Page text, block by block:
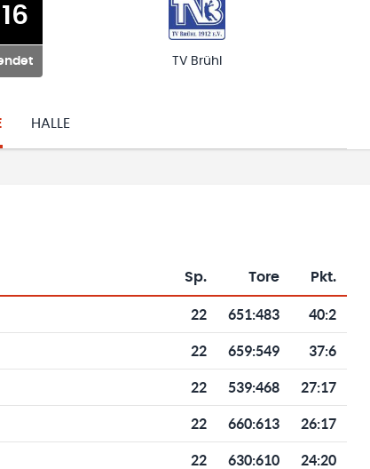
16
TV Brühl
HALLE
Sp. Tore Pkt.
22 651:483 40:2
22 659:549 37:6
22 539:468 27:17
22 660:613 26:17
22 630:610 24:20